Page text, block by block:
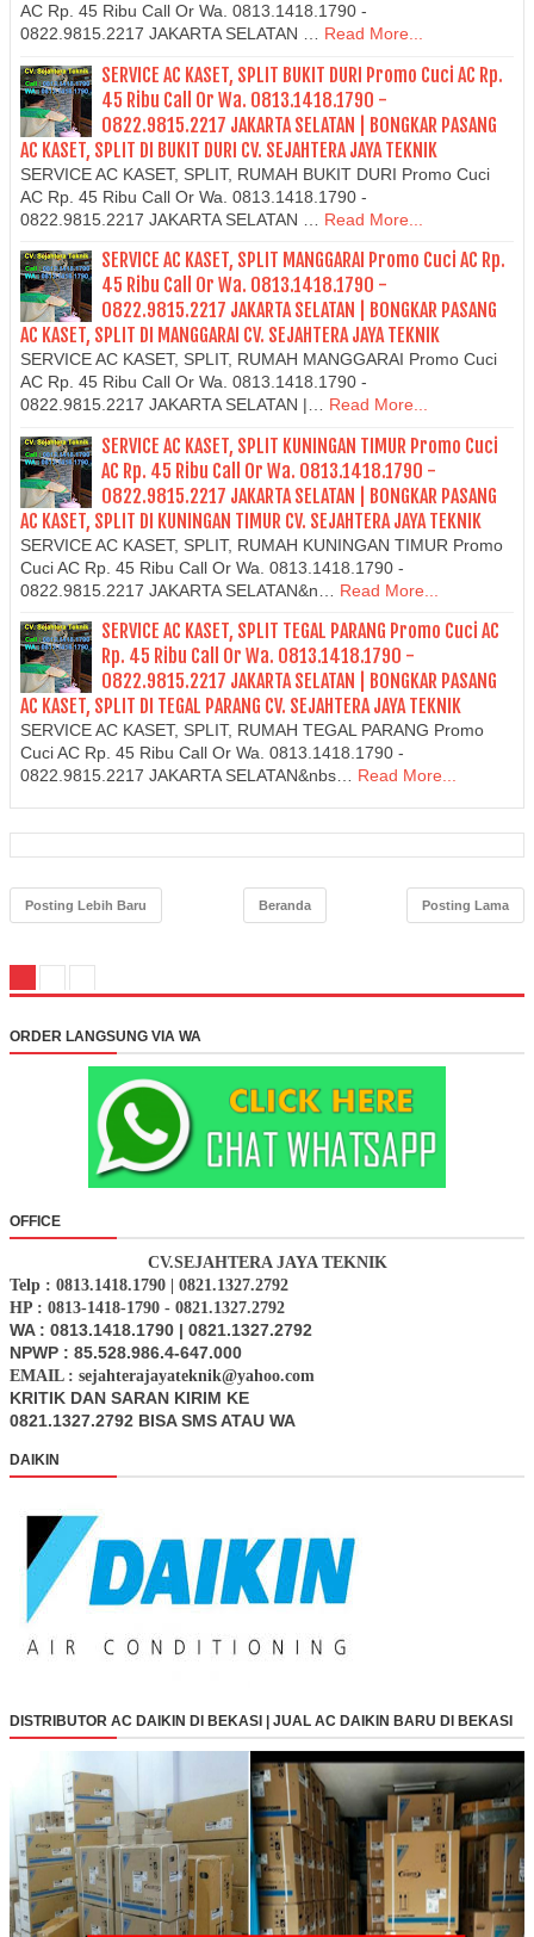
AC Rp. 45 Ribu Call Or Wa. 0813.1418.1790 -
0822.9815.2217 JAKARTA SELATAN … Read More...
SERVICE AC KASET, SPLIT BUKIT DURI Promo Cuci AC Rp.
45 Ribu Call Or Wa. 0813.1418.1790 -
0822.9815.2217 JAKARTA SELATAN | BONGKAR PASANG
AC KASET, SPLIT DI BUKIT DURI CV. SEJAHTERA JAYA TEKNIK
SERVICE AC KASET, SPLIT, RUMAH BUKIT DURI Promo Cuci
AC Rp. 45 Ribu Call Or Wa. 0813.1418.1790 -
0822.9815.2217 JAKARTA SELATAN …
Read More...
SERVICE AC KASET, SPLIT MANGGARAI Promo Cuci AC Rp.
45 Ribu Call Or Wa. 0813.1418.1790 -
0822.9815.2217 JAKARTA SELATAN | BONGKAR PASANG
AC KASET, SPLIT DI MANGGARAI CV. SEJAHTERA JAYA TEKNIK
SERVICE AC KASET, SPLIT, RUMAH MANGGARAI Promo Cuci
AC Rp. 45 Ribu Call Or Wa. 0813.1418.1790 -
0822.9815.2217 JAKARTA SELATAN |… Read More...
SERVICE AC KASET, SPLIT KUNINGAN TIMUR Promo Cuci
AC Rp. 45 Ribu Call Or Wa. 0813.1418.1790 -
0822.9815.2217 JAKARTA SELATAN | BONGKAR PASANG
AC KASET, SPLIT DI KUNINGAN TIMUR CV. SEJAHTERA JAYA TEKNIK
SERVICE AC KASET, SPLIT, RUMAH KUNINGAN TIMUR Promo
Cuci AC Rp. 45 Ribu Call Or Wa. 0813.1418.1790 -
0822.9815.2217 JAKARTA SELATAN&n…
Read More...
SERVICE AC KASET, SPLIT TEGAL PARANG Promo Cuci AC
Rp. 45 Ribu Call Or Wa. 0813.1418.1790 -
0822.9815.2217 JAKARTA SELATAN | BONGKAR PASANG
AC KASET, SPLIT DI TEGAL PARANG CV. SEJAHTERA JAYA TEKNIK
SERVICE AC KASET, SPLIT, RUMAH TEGAL PARANG Promo
Cuci AC Rp. 45 Ribu Call Or Wa. 0813.1418.1790 -
0822.9815.2217 JAKARTA SELATAN&nbs… Read More...
Posting Lebih Baru Posting Lama
Beranda
ORDER LANGSUNG VIA WA
OFFICE
CV.SEJAHTERA JAYA TEKNIK
Telp : 0813.1418.1790 | 0821.1327.2792
HP : 0813-1418-1790 - 0821.1327.2792
WA : 0813.1418.1790 | 0821.1327.2792
NPWP : 85.528.986.4-647.000
EMAIL : sejahterajayateknik@yahoo.com
KRITIK DAN SARAN KIRIM KE
0821.1327.2792 BISA SMS ATAU WA
DAIKIN
DISTRIBUTOR AC DAIKIN DI BEKASI | JUAL AC DAIKIN BARU DI BEKASI